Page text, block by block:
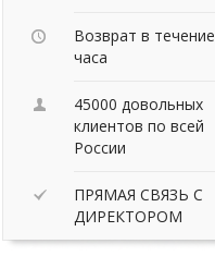
Возврат в течение
часа
45000 довольных
клиентов по всей
России
ПРЯМАЯ СВЯЗЬ С
ДИРЕКТОРОМ